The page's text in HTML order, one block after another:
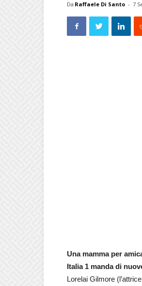
Da Raffaele Di Santo - 7
Una mamma per
Italia 1 manda di
Lorelai Gilmore